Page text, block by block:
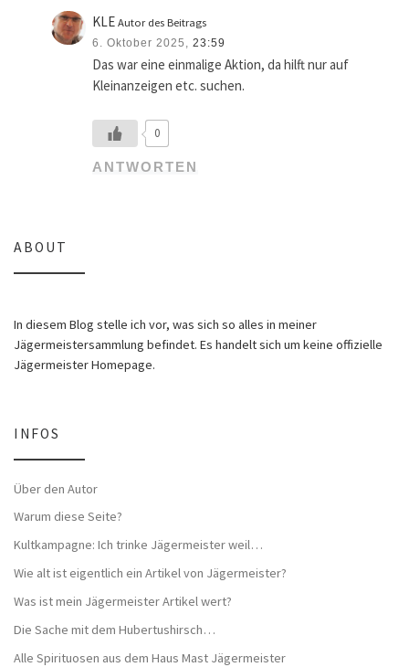
KLEAutor des Beitrags
6. Oktober 2025, 23:59
Das war eine einmalige Aktion, da hilft nur auf
Kleinanzeigen etc. suchen.
0
ANTWORTEN
ABOUT
In diesem Blog stelle ich vor, was sich so alles in meiner
Jägermeistersammlung befindet. Es handelt sich um keine offizielle
Jägermeister Homepage.
INFOS
Über den Autor
Warum diese Seite?
Kultkampagne: Ich trinke Jägermeister weil…
Wie alt ist eigentlich ein Artikel von Jägermeister?
Was ist mein Jägermeister Artikel wert?
Die Sache mit dem Hubertushirsch…
Alle Spirituosen aus dem Haus Mast Jägermeister